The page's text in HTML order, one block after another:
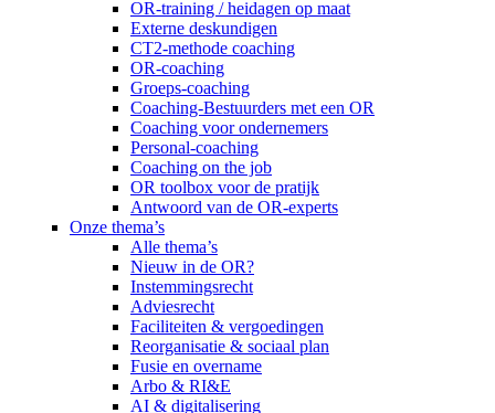
OR-training / heidagen op maat
Externe deskundigen
CT2-methode coaching
OR-coaching
Groeps-coaching
Coaching-Bestuurders met een OR
Coaching voor ondernemers
Personal-coaching
Coaching on the job
OR toolbox voor de pratijk
Antwoord van de OR-experts
Onze thema’s
Alle thema’s
Nieuw in de OR?
Instemmingsrecht
Adviesrecht
Faciliteiten & vergoedingen
Reorganisatie & sociaal plan
Fusie en overname
Arbo & RI&E
AI & digitalisering